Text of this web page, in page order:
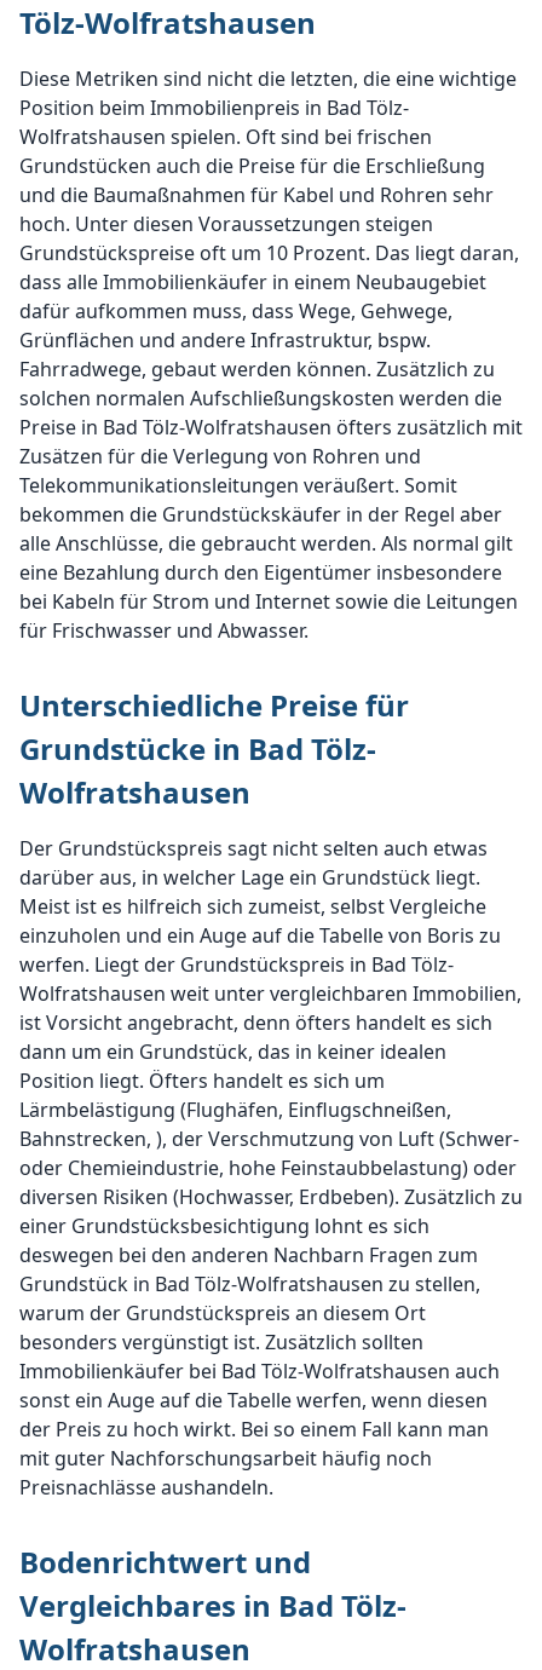
Tölz-Wolfratshausen
Diese Metriken sind nicht die letzten, die eine wichtige
Position beim Immobilienpreis in Bad Tölz-
Wolfratshausen spielen. Oft sind bei frischen
Grundstücken auch die Preise für die Erschließung
und die Baumaßnahmen für Kabel und Rohren sehr
hoch. Unter diesen Voraussetzungen steigen
Grundstückspreise oft um 10 Prozent. Das liegt daran,
dass alle Immobilienkäufer in einem Neubaugebiet
dafür aufkommen muss, dass Wege, Gehwege,
Grünflächen und andere Infrastruktur, bspw.
Fahrradwege, gebaut werden können. Zusätzlich zu
solchen normalen Aufschließungskosten werden die
Preise in Bad Tölz-Wolfratshausen öfters zusätzlich mit
Zusätzen für die Verlegung von Rohren und
Telekommunikationsleitungen veräußert. Somit
bekommen die Grundstückskäufer in der Regel aber
alle Anschlüsse, die gebraucht werden. Als normal gilt
eine Bezahlung durch den Eigentümer insbesondere
bei Kabeln für Strom und Internet sowie die Leitungen
für Frischwasser und Abwasser.
Unterschiedliche Preise für
Grundstücke in Bad Tölz-
Wolfratshausen
Der Grundstückspreis sagt nicht selten auch etwas
darüber aus, in welcher Lage ein Grundstück liegt.
Meist ist es hilfreich sich zumeist, selbst Vergleiche
einzuholen und ein Auge auf die Tabelle von Boris zu
werfen. Liegt der Grundstückspreis in Bad Tölz-
Wolfratshausen weit unter vergleichbaren Immobilien,
ist Vorsicht angebracht, denn öfters handelt es sich
dann um ein Grundstück, das in keiner idealen
Position liegt. Öfters handelt es sich um
Lärmbelästigung (Flughäfen, Einflugschneißen,
Bahnstrecken, ), der Verschmutzung von Luft (Schwer-
oder Chemieindustrie, hohe Feinstaubbelastung) oder
diversen Risiken (Hochwasser, Erdbeben). Zusätzlich zu
einer Grundstücksbesichtigung lohnt es sich
deswegen bei den anderen Nachbarn Fragen zum
Grundstück in Bad Tölz-Wolfratshausen zu stellen,
warum der Grundstückspreis an diesem Ort
besonders vergünstigt ist. Zusätzlich sollten
Immobilienkäufer bei Bad Tölz-Wolfratshausen auch
sonst ein Auge auf die Tabelle werfen, wenn diesen
der Preis zu hoch wirkt. Bei so einem Fall kann man
mit guter Nachforschungsarbeit häufig noch
Preisnachlässe aushandeln.
Bodenrichtwert und
Vergleichbares in Bad Tölz-
Wolfratshausen